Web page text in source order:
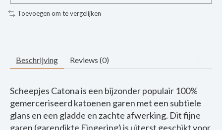
Toevoegen om te vergelijken
Beschrijving Reviews (0)
Scheepjes Catona is een bijzonder populair 100%
gemerceriseerd katoenen garen met een subtiele
glans en een gladde en zachte afwerking. Dit fijne
garen (garendikte Fingering) is uiterst geschikt voor